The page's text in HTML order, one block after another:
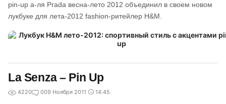
pin-up а-ля Prada весна-лето 2012 объединил в своем новом
лукбуке для лета-2012 fashion-ритейлер H&M.
La Senza – Pin Up
4220 009 Ноября 2011 14:45